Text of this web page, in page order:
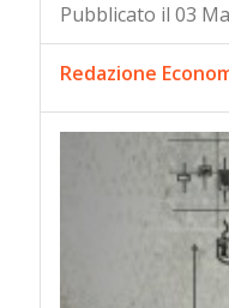
Pubblicato il 03
Redazione